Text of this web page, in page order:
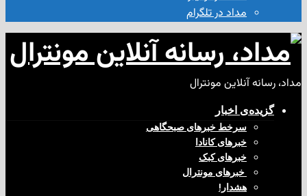
مداد در تلگرام
مونترال
اخبار
سرخط خبرهای صبحگاهی
خبرهای کانادا
خبرهای کبک
‌ خبرهای مونترال